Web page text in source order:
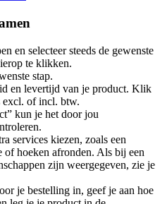
en selecteer steeds de gewenste
te klikken.
stap.
en levertijd van je product. Klik
excl. of incl. btw.
kun je het door jou
services kiezen, zoals een
of hoeken afronden. Als bij een
zijn weergegeven, zie je
je bestelling in, geef je aan hoe